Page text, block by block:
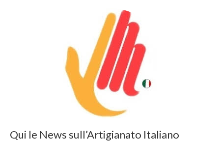
Qui le News sull’Artigianato Italiano